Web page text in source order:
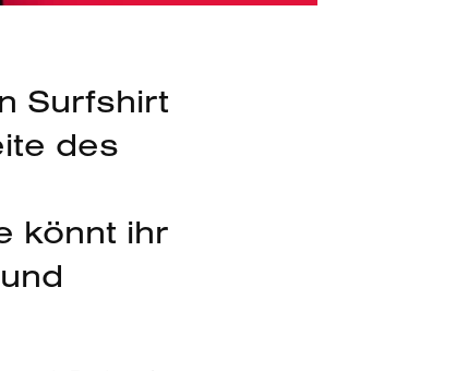
Surfshirt
des
könnt ihr